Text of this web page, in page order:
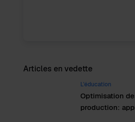
Articles en vedette
L'éducation
Optimisation
production: